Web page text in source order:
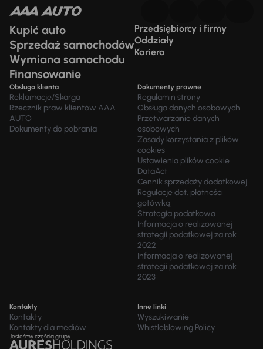
Kupić auto
Sprzedaż samochodów
Wymiana samochodu
Finansowanie
Przedsiębiorcy i firmy
Oddziały
Kariera
Obsługa klienta
Reklamacje/Skarga
Rzecznik praw klientów AAA
AUTO
Dokumenty do pobrania
Dokumenty prawne
Regulamin strony
Obsługa danych osobowych
Przetwarzanie danych
osobowych
Zasady korzystania z plików
cookies
Ustawienia plików cookie
DataAct
Cennik sprzedaży dodatkowej
Regulacje dot. płatności
gotówką
Strategia podatkowa
Informacja o realizowanej
strategii podatkowej za rok
2022
Informacja o realizowanej
strategii podatkowej za rok
2023
Kontakty
Kontakty
Kontakty dla mediów
Inne linki
Wyszukiwanie
Whistleblowing Policy
Jesteśmy częścią grupy